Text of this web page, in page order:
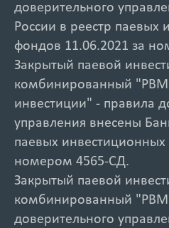
доверительного
России в реестр паевых
фондов 11.06.2021 за
Закрытый паевой
комбинированный "РВМ
инвестиции" - правила
управления внесены
паевых
номером 4565-СД.
Закрытый паевой
комбинированный "РВМ
доверительного